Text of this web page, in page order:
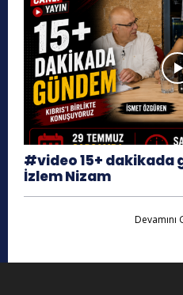
#video 15+ dakikada
İzlem Nizam
Devamını